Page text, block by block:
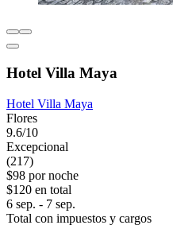
Hotel Villa Maya
Hotel Villa Maya
Flores
9.6/10
Excepcional
(217)
$98 por noche
$120 en total
6 sep. - 7 sep.
Total con impuestos y cargos